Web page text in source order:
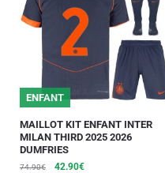
ENFANT
MAILLOT KIT ENFANT INTER
MILAN THIRD 2025 2026
DUMFRIES
74.90€ 42.90€